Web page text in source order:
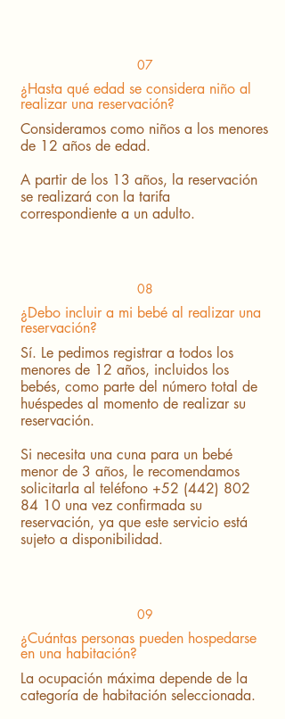
07
¿Hasta qué edad se considera niño al
realizar una reservación?
Consideramos como niños a los menores
de 12 años de edad.
A partir de los 13 años, la reservación
se realizará con la tarifa
correspondiente a un adulto.
08
¿Debo incluir a mi bebé al realizar una
reservación?
Sí. Le pedimos registrar a todos los
menores de 12 años, incluidos los
bebés, como parte del número total de
huéspedes al momento de realizar su
reservación.
Si necesita una cuna para un bebé
menor de 3 años, le recomendamos
solicitarla al teléfono +52 (442) 802
84 10una vez confirmada su
reservación, ya que este servicio está
sujeto a disponibilidad.
09
¿Cuántas personas pueden hospedarse
en una habitación?
La ocupación máxima depende de la
categoría de habitación seleccionada.